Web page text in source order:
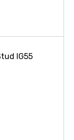
IG55